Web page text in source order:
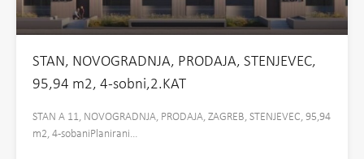
STAN, NOVOGRADNJA, PRODAJA, STENJEVEC,
95,94 m2, 4-sobni,2.KAT
STAN A 11, NOVOGRADNJA, PRODAJA, ZAGREB, STENJEVEC, 95,94
m2, 4-sobaniPlanirani…